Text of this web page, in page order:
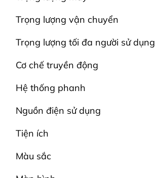
Trọng lượng vận chuyển
Trọng lượng tối đa người sử dụng
Cơ chế truyền động
Hệ thống phanh
Nguồn điện sử dụng
Tiện ích
Màu sắc